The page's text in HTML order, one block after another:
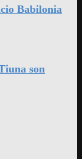
Babilonia
son